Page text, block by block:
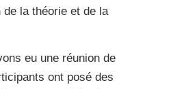
la théorie et de la
eu une réunion de
ont posé des